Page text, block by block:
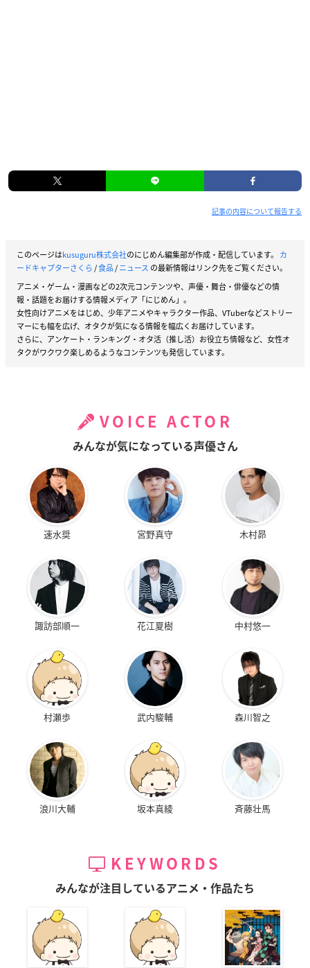
記事の内容について報告する
このページはkusuguru株式会社のにじめん編集部が作成・配信しています。 カ
ードキャプターさくら/食品/ニュース の最新情報はリンク先をご覧ください。
アニメ・ゲーム・漫画などの2次元コンテンツや、声優・舞台・俳優などの情
報・話題をお届けする情報メディア「にじめん」。
女性向けアニメをはじめ、少年アニメやキャラクター作品、VTuberなどストリー
マーにも幅を広げ、オタクが気になる情報を幅広くお届けしています。
さらに、アンケート・ランキング・オタ活（推し活）お役立ち情報など、女性オ
タクがワクワク楽しめるようなコンテンツも発信しています。
VOICE ACTOR
みんなが気になっている声優さん
速水奨 宮野真守 木村昴
諏訪部順一 花江夏樹 中村悠一
村瀬歩 武内駿輔 森川智之
浪川大輔 坂本真綾 斉藤壮馬
KEYWORDS
みんなが注目しているアニメ・作品たち